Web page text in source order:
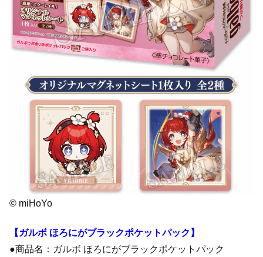
© miHoYo
【ガルボ ほろにがブラックポケットパック】
●商品名：ガルボ ほろにがブラックポケットパック